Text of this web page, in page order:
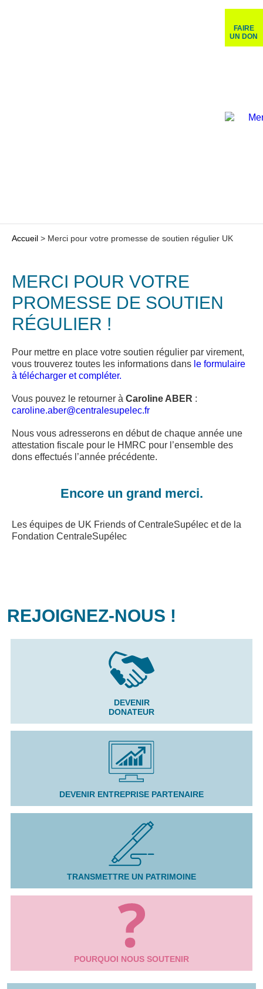
FAIRE
UN DON
Accueil > Merci pour votre promesse de soutien régulier UK
MERCI POUR VOTRE
PROMESSE DE SOUTIEN
RÉGULIER !
Pour mettre en place votre soutien régulier par virement,
vous trouverez toutes les informations dans le formulaire
à télécharger et compléter.
Vous pouvez le retourner à Caroline ABER :
caroline.aber@centralesupelec.fr
Nous vous adresserons en début de chaque année une
attestation fiscale pour le HMRC pour l’ensemble des
dons effectués l’année précédente.
Encore un grand merci.
Les équipes de UK Friends of CentraleSupélec et de la
Fondation CentraleSupélec
REJOIGNEZ-NOUS !
DEVENIR
DONATEUR
DEVENIR ENTREPRISE PARTENAIRE
TRANSMETTRE UN PATRIMOINE
POURQUOI NOUS SOUTENIR